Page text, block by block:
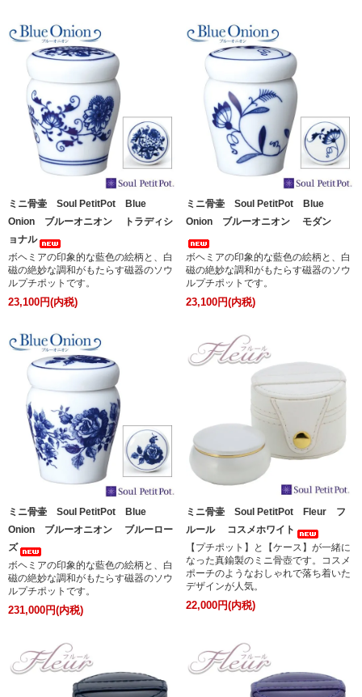
ミニ骨壷 Soul PetitPot Blue
Onion ブルーオニオン トラディシ
ョナル
ボヘミアの印象的な藍色の絵柄と、白
磁の絶妙な調和がもたらす磁器のソウ
ルプチポットです。
23,100円(内税)
ミニ骨壷 Soul PetitPot Blue
Onion ブルーオニオン モダン
ボヘミアの印象的な藍色の絵柄と、白
磁の絶妙な調和がもたらす磁器のソウ
ルプチポットです。
23,100円(内税)
ミニ骨壷 Soul PetitPot Blue
Onion ブルーオニオン ブルーロー
ズ
ボヘミアの印象的な藍色の絵柄と、白
磁の絶妙な調和がもたらす磁器のソウ
ルプチポットです。
231,000円(内税)
ミニ骨壷 Soul PetitPot Fleur フ
ルール コスメホワイト
【プチポット】と【ケース】が一緒に
なった真鍮製のミニ骨壺です。コスメ
ポーチのようなおしゃれで落ち着いた
デザインが人気。
22,000円(内税)